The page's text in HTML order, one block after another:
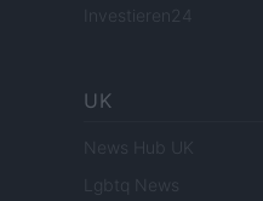
Investieren24
UK
News Hub UK
Lgbtq News